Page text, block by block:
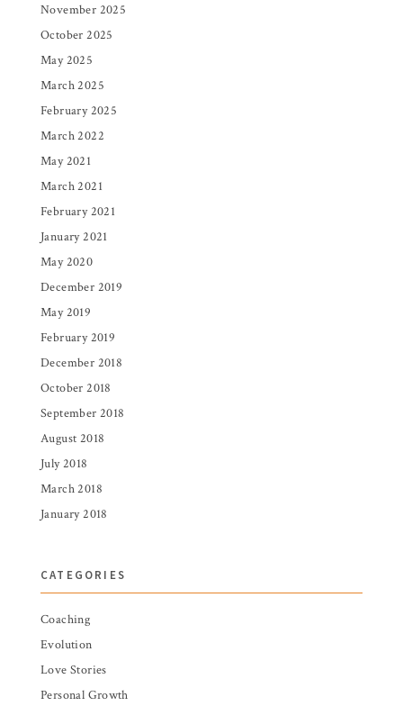
November 2025
October 2025
May 2025
March 2025
February 2025
March 2022
May 2021
March 2021
February 2021
January 2021
May 2020
December 2019
May 2019
February 2019
December 2018
October 2018
September 2018
August 2018
July 2018
March 2018
January 2018
CATEGORIES
Coaching
Evolution
Love Stories
Personal Growth